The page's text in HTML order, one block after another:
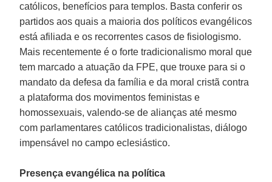
católicos, benefícios para templos. Basta conferir os
partidos aos quais a maioria dos políticos evangélicos
está afiliada e os recorrentes casos de fisiologismo.
Mais recentemente é o forte tradicionalismo moral que
tem marcado a atuação da FPE, que trouxe para si o
mandato da defesa da família e da moral cristã contra
a plataforma dos movimentos feministas e
homossexuais, valendo-se de alianças até mesmo
com parlamentares católicos tradicionalistas, diálogo
impensável no campo eclesiástico.
Presença evangélica na política